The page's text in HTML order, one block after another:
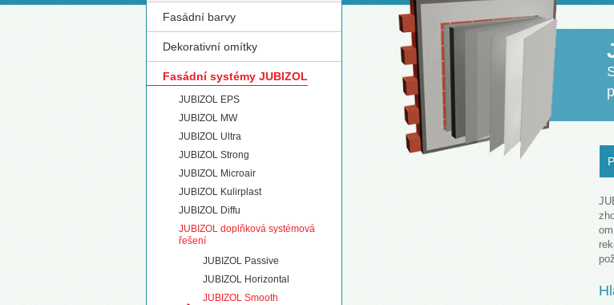
МАКЕДОНСКИ (MACEDONIAN)
ROMÂNĂ (ROMANIAN)
РУССКИЙ (RUSSIAN)
СРПСКИ (SERBIAN)
SLOVENČINA (SLOVAK)
SLOVENŠČINA (SLOVENIAN)
Fasádní barvy
Dekorativní omítky
Fasádní systémy JUBIZOL
JUBIZOL EPS
JUBIZOL MW
JUBIZOL Ultra
JUBIZOL Strong
JUBIZOL Microair
JUBIZOL Kulirplast
JUBIZOL Diffu
JUBIZOL doplňková systémová
řešení
JUBIZOL Passive
JUBIZOL Horizontal
JUBIZOL Smooth